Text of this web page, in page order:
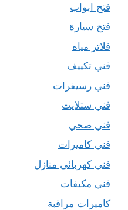
فتح ابواب
فتح سيارة
فلاتر مياه
فني تكييف
فني رسيفرات
فني ستلايت
فني صحي
فني كاميرات
فني كهربائي منازل
فني مكيفات
كاميرات مراقبة